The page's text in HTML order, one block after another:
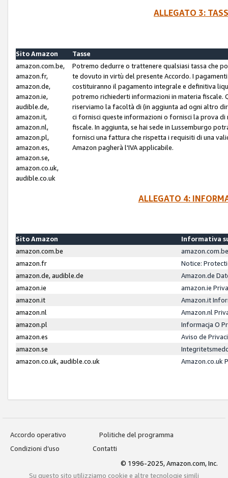
ALLEGATO 3:
Sito Amazon
Tasse
amazon.com.be,
amazon.fr,
amazon.de,
amazon.ie,
audible.de,
amazon.it,
amazon.nl,
amazon.pl,
amazon.es,
amazon.se,
amazon.co.uk,
audible.co.uk
Potremo dedurre o trattenere qualsiasi tassa che
te dovuto in virtù del presente Accordo. I
costituiranno il pagamento integrale e definitiva
potremo richiederti informazioni in materia fiscale.
riserviamo la facoltà di (in aggiunta ad ogni altro
ci fornisci queste informazioni o fornisci la prova
fiscale. In aggiunta, se hai sede in Lussemburgo
fornisci una fattura che rispetta i requisiti di una
Amazon pagherà l'IVA applicabile.
ALLEGATO 4:
Sito Amazon
Informativa
amazon.com.be
amazon.fr
Notice:
amazon.de, audible.de
Amazon.de
amazon.ie
amazon.ie
amazon.it
Amazon.it
amazon.nl
Amazon.nl
amazon.pl
Informacja O
amazon.es
Aviso de
amazon.se
amazon.co.uk, audible.co.uk
Amazon.co.uk
Accordo operativo
Politiche del programma
Condizioni d’uso
Contatti
© 1996-2025, Amazon.com, Inc.
Su questo sito utilizziamo cookie e altre tecnologie simili